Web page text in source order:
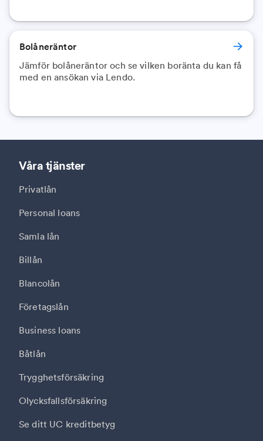
Bolåneräntor
Jämför bolåneräntor och se vilken boränta du kan få
med en ansökan via Lendo.
Våra tjänster
Privatlån
Personal loans
Samla lån
Billån
Blancolån
Företagslån
Business loans
Båtlån
Trygghetsförsäkring
Olycksfallsförsäkring
Se ditt UC kreditbetyg